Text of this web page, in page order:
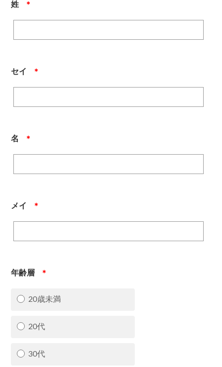
姓 ＊
セイ ＊
名 ＊
メイ ＊
年齢層 ＊
20歳未満
20代
30代